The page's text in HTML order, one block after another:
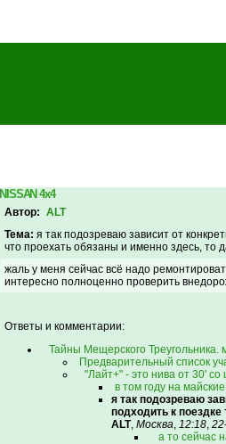
NISSAN 4x4
Автор: ALT
Тема: я так подозреваю зависит от
что проехать обязаны и именно здесь, то
жаль у меня сейчас всё надо
интересно полноценно проверить
Ответы и комментарии:
Тайны Мещерского Треугольника.
Предварительный список
"Лайт+" - это нива от 30'
в том году на
я так подозреваю
подходить к
ALT, Москва, 12:18,
а то сейчас